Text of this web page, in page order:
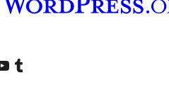
accountaccount
ons YouTube kanaal
Bezoek ons Tumblr account